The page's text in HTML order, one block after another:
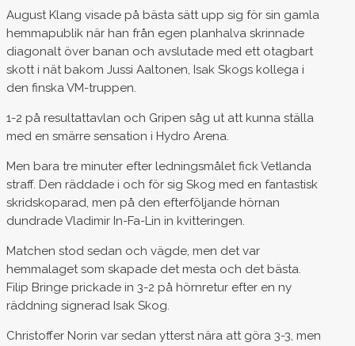
August Klang visade på bästa sätt upp sig för sin gamla
hemmapublik när han från egen planhalva skrinnade
diagonalt över banan och avslutade med ett otagbart
skott i nät bakom Jussi Aaltonen, Isak Skogs kollega i
den finska VM-truppen.
1-2 på resultattavlan och Gripen såg ut att kunna ställa
med en smärre sensation i Hydro Arena.
Men bara tre minuter efter ledningsmålet fick Vetlanda
straff. Den räddade i och för sig Skog med en fantastisk
skridskoparad, men på den efterföljande hörnan
dundrade Vladimir In-Fa-Lin in kvitteringen.
Matchen stod sedan och vägde, men det var
hemmalaget som skapade det mesta och det bästa.
Filip Bringe prickade in 3-2 på hörnretur efter en ny
räddning signerad Isak Skog.
Christoffer Norin var sedan ytterst nära att göra 3-3, men